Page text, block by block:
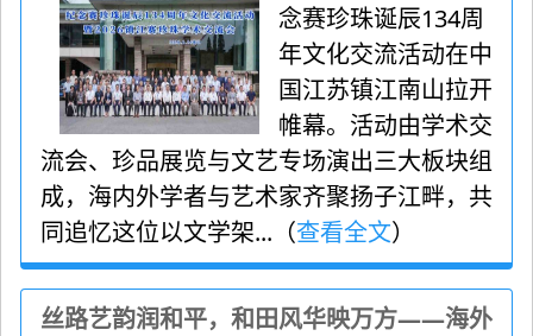
念赛珍珠诞辰134周
年文化交流活动在中
国江苏镇江南山拉开
帷幕。活动由学术交
流会、珍品展览与文艺专场演出三大板块组
成，海内外学者与艺术家齐聚扬子江畔，共
同追忆这位以文学架...（查看全文）
丝路艺韵润和平，和田风华映万方——海外